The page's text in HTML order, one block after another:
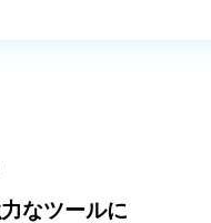
なツールに